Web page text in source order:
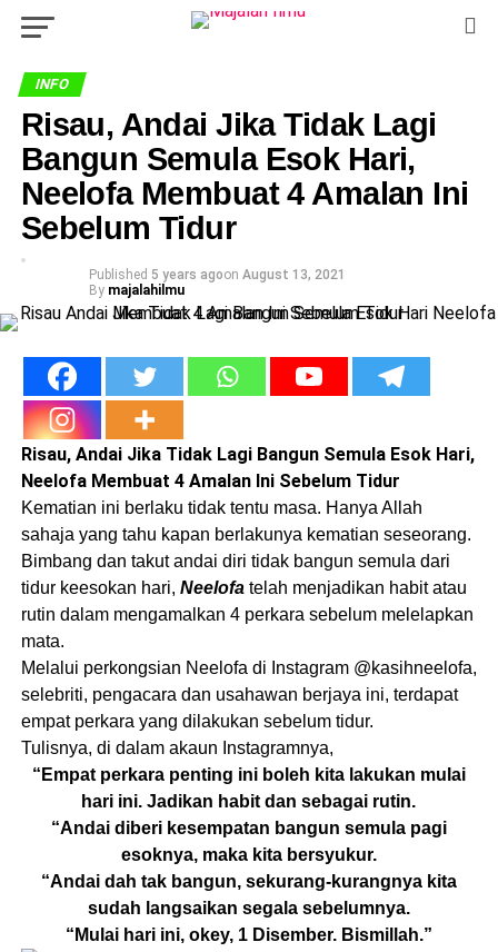
INFO
Risau, Andai Jika Tidak Lagi
Bangun Semula Esok Hari,
Neelofa Membuat 4 Amalan Ini
Sebelum Tidur
Published 5 years agoon August 13, 2021
By majalahilmu
Risau, Andai Jika Tidak Lagi Bangun Semula Esok Hari,
Neelofa Membuat 4 Amalan Ini Sebelum Tidur
Kematian ini berlaku tidak tentu masa. Hanya Allah
sahaja yang tahu kapan berlakunya kematian seseorang.
Bimbang dan takut andai diri tidak bangun semula dari
tidur keesokan hari, Neelofatelah menjadikan habit atau
rutin dalam mengamalkan 4 perkara sebelum melelapkan
mata.
Melalui perkongsian Neelofa di Instagram @kasihneelofa,
selebriti, pengacara dan usahawan berjaya ini, terdapat
empat perkara yang dilakukan sebelum tidur.
Tulisnya, di dalam akaun Instagramnya,
“Empat perkara penting ini boleh kita lakukan mulai
hari ini. Jadikan habit dan sebagai rutin.
“Andai diberi kesempatan bangun semula pagi
esoknya, maka kita bersyukur.
“Andai dah tak bangun, sekurang-kurangnya kita
sudah langsaikan segala sebelumnya.
“Mulai hari ini, okey, 1 Disember. Bismillah.”